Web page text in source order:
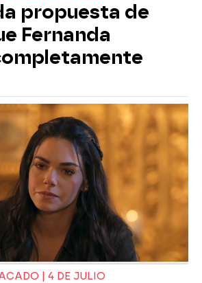
propuesta de
Fernanda
| 4 DE JULIO